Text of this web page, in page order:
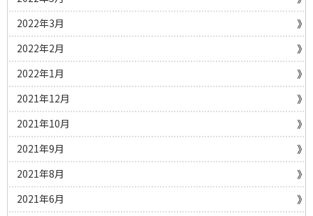
2022年3月
2022年2月
2022年1月
2021年12月
2021年10月
2021年9月
2021年8月
2021年6月